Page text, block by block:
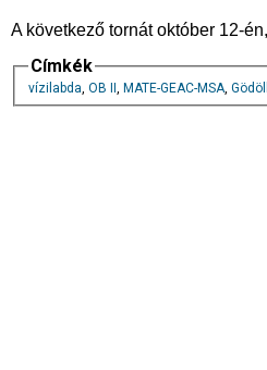
A következő tornát október 12-
Címkék
vízilabda, OB II , MATE-GEAC-MSA,